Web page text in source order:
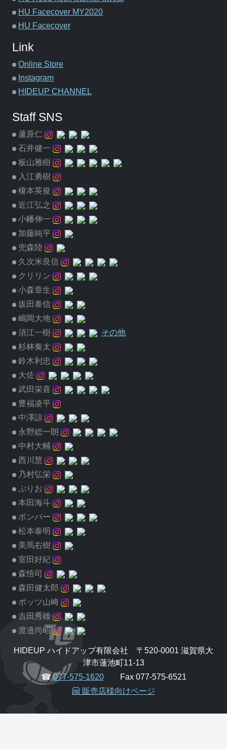
HU Facecover MY2020
HU Facecover
Link
Online Store
Instagram
HIDEUP CHANNEL
Staff SNS
蘆原仁
石井健一
板山雅樹
入江勇樹
榎本英俊
近江弘之
小幡伸一
加藤純平
兜森陸
久次米良信
クリリン
小森章生
坂田泰信
嶋岡大地
須江一樹
その他
杉林奏太
鈴木利忠
大佐
武田栄喜
豊福凌平
中澤諒
永野総一朗
中村大輔
西川慧
乃村弘栄
ぷりお
本田海斗
ボンバー
松本泰明
美馬右樹
室田好紀
森悟司
森田健太郎
ポッツ山崎
吉田秀雄
渡邉尚昭
HIDEUP ハイドアップ有限会社 〒520-0001 滋賀県大
津市蓮池町11-13
☎077-575-1620Fax 077-575-6521
販売店様向けページ